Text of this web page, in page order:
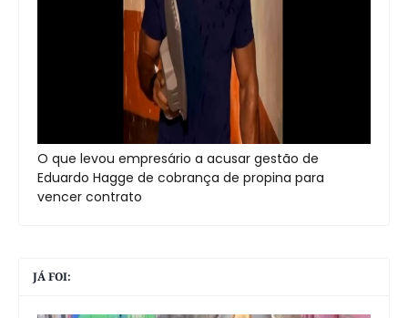
O que levou empresário a acusar gestão de
Eduardo Hagge de cobrança de propina para
vencer contrato
JÁ FOI: